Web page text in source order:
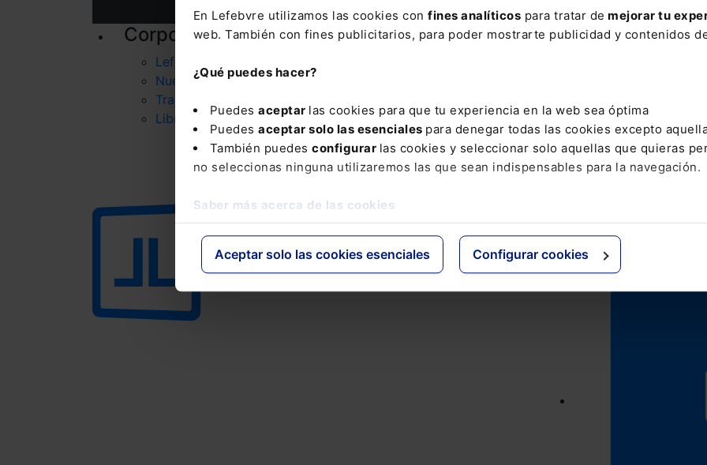
En Lefebvre utilizamos las cookies con fines analíticos para tratar de mejorar tu
web. También con fines publicitarios, para poder mostrarte publicidad y contenidos
¿Qué puedes hacer?
Puedes aceptar las cookies para que tu experiencia en la web sea óptima
Puedes aceptar solo las esenciales para denegar todas las cookies excepto
También puedes configurar las cookies y seleccionar solo aquellas que quieras
no seleccionas ninguna utilizaremos las que sean indispensables para la navegación.
Saber más acerca de las cookies
Aceptar solo las cookies esenciales Configurar cookies
Corporativo
Lefebvre
Nuestro equipo
Trabaja con nosotros
Librerías asociadas
Productos
Claves Prácticas
Mementos Expertos
Códigos Básicos
Códigos Comentados
Grupo Lefebvre
Espacio Pymes